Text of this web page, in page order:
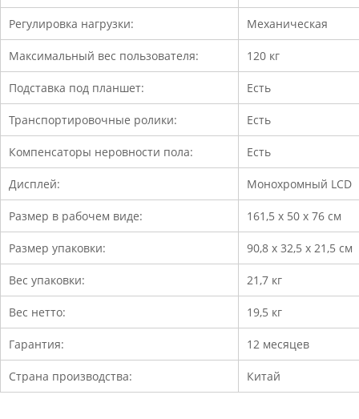
Регулировка нагрузки: Механическая
Максимальный вес пользователя: 120 кг
Подставка под планшет: Есть
Транспортировочные ролики: Есть
Компенсаторы неровности пола: Есть
Дисплей: Монохромный LCD
Размер в рабочем виде: 161,5 х 50 х 76 см
Размер упаковки: 90,8 х 32,5 х 21,5 см
Вес упаковки: 21,7 кг
Вес нетто: 19,5 кг
Гарантия: 12 месяцев
Страна производства: Китай